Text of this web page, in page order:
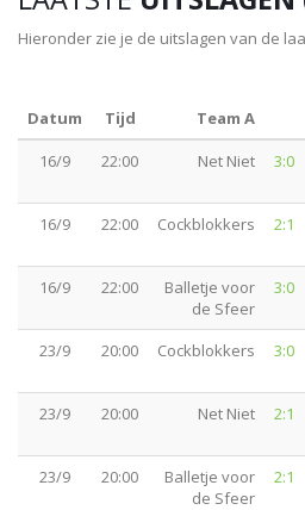
Hieronder zie je de uitslagen van de
Datum Tijd Team A
16/9
22:00 Net Niet 3:0
16/9 22:00 Cockblokkers 2:1
16/9 22:00
Balletje voor
de Sfeer
3:0
23/9 20:00 Cockblokkers 3:0
23/9 20:00 Net Niet 2:1
23/9 20:00
Balletje voor
de Sfeer
2:1